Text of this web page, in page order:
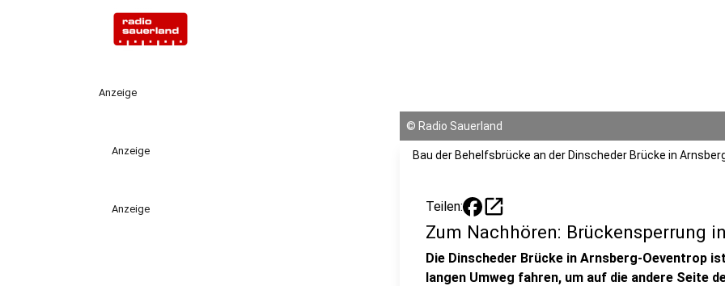
Anzeige
Anzeige
Anzeige
© Radio Sauerland
Bau der Behelfsbrücke an der Dinscheder Brücke in
Teilen: open_in_new
Zum Nachhören: Brückensperrung
Die Dinscheder Brücke in Arnsberg-Oeventrop
langen Umweg fahren, um auf die andere Seite